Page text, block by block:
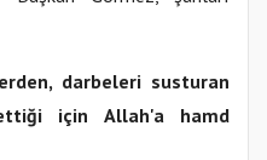
darbeleri susturan
için Allah'a hamd